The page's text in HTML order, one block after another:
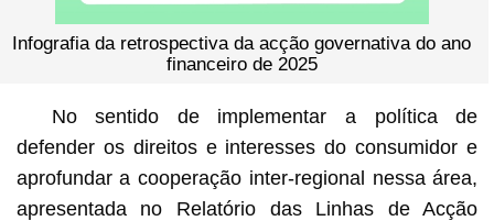
Infografia da retrospectiva da acção governativa do ano
financeiro de 2025
No sentido de implementar a política de
defender os direitos e interesses do consumidor e
aprofundar a cooperação inter-regional nessa área,
apresentada no Relatório das Linhas de Acção